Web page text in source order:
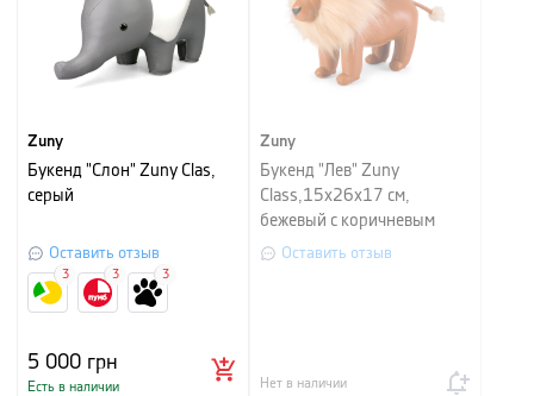
Zuny
Букенд "Слон" Zuny Clas,
серый
Оставить отзыв
5 000 грн
Есть в наличии
3 3 3
Zuny
Букенд "Лев" Zuny
Class,15х26х17 см,
бежевый с коричневым
Оставить отзыв
Нет в наличии